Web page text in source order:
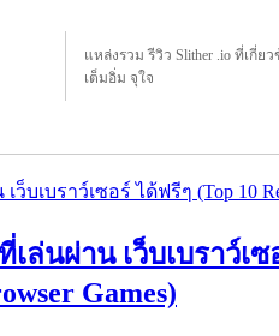
แหล่งรวม รีวิว Slither .io ที่เกี่ย
เต็มอิ่ม จุใจ
ล่นผ่าน เว็บเบราว์เซ
Games)